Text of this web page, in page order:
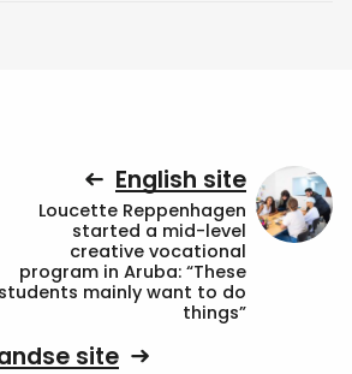
English site
Loucette Reppenhagen
started a mid-level
creative vocational
program in Aruba: “These
students mainly want to do
things”
site